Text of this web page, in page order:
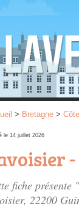
> Bretagne >
le 14 juillet 2026
fiche
, 22200